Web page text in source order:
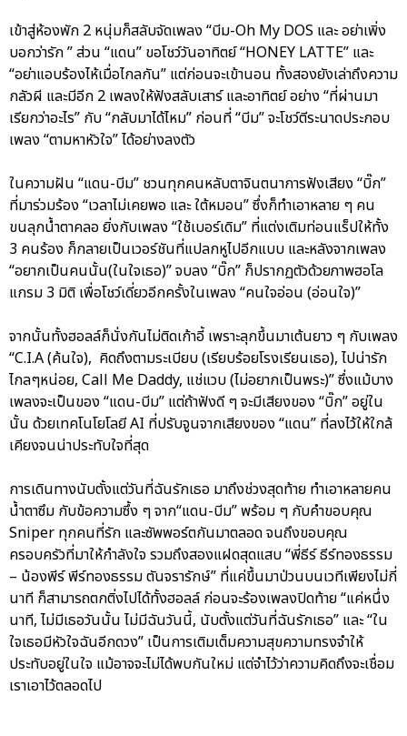
เข้าสู่ห้องพัก 2 หนุ่มก็สลับจัดเพลง “บีม-Oh My DOS และ อย่าเพิ่ง
บอกว่ารัก ” ส่วน “แดน” ขอโชว์วันอาทิตย์ “HONEY LATTE” และ
“อย่าแอบร้องไห้เมื่อไกลกัน” แต่ก่อนจะเข้านอน ทั้งสองยังเล่าถึงความ
กลัวผี และมีอีก 2 เพลงให้ฟังสลับเสาร์ และอาทิตย์ อย่าง “ที่ผ่านมา
เรียกว่าอะไร” กับ “กลับมาได้ไหม” ก่อนที่ “บีม” จะโชว์ตีระนาดประกอบ
เพลง “ตามหาหัวใจ” ได้อย่างลงตัว
ในความฝัน “แดน-บีม” ชวนทุกคนหลับตาจินตนาการฟังเสียง “บิ๊ก”
ที่มาร่วมร้อง “เวลาไม่เคยพอ และ ใต้หมอน” ซึ่งก็ทำเอาหลาย ๆ คน
ขนลุกน้ำตาคลอ ยิ่งกับเพลง “ใช้เบอร์เดิม” ที่แต่งเติมท่อนแร็ปให้ทั้ง
3 คนร้อง ก็กลายเป็นเวอร์ชันที่แปลกหูไปอีกแบบ และหลังจากเพลง
“อยากเป็นคนนั้น(ในใจเธอ)” จบลง “บิ๊ก” ก็ปรากฏตัวด้วยภาพฮอโล
แกรม 3 มิติ เพื่อโชว์เดี่ยวอีกครั้งในเพลง “คนใจอ่อน (อ่อนใจ)”
จากนั้นทั้งฮอลล์ก็นั่งกันไม่ติดเก้าอี้ เพราะลุกขึ้นมาเต้นยาว ๆ กับเพลง
“C.I.A (ค้นใจ), คิดถึงตามระเบียบ (เรียบร้อยโรงเรียนเธอ), ไปน่ารัก
ไกลๆหน่อย, Call Me Daddy, แช่แวบ (ไม่อยากเป็นพระ)” ซึ่งแม้บาง
เพลงจะเป็นของ “แดน-บีม” แต่ถ้าฟังดี ๆ จะมีเสียงของ “บิ๊ก” อยู่ใน
นั้น ด้วยเทคโนโยโลยี AI ที่ปรับจูนจากเสียงของ “แดน” ที่ลงไว้ให้ใกล้
เคียงจนน่าประทับใจที่สุด
การเดินทางนับตั้งแต่วันที่ฉันรักเธอ มาถึงช่วงสุดท้าย ทำเอาหลายคน
น้ำตาซึม กับข้อความซึ้ง ๆ จาก“แดน-บีม” พร้อม ๆ กับคำขอบคุณ
Sniper ทุกคนที่รัก และซัพพอร์ตกันมาตลอด จนถึงขอบคุณ
ครอบครัวที่มาให้กำลังใจ รวมถึงสองแฝดสุดแสบ “พี่ธีร์ ธีร์ทองธรรม
– น้องพีร์ พีร์ทองธรรม ตันจรารักษ์” ที่แค่ขึ้นมาป่วนบนเวทีเพียงไม่กี่
นาที ก็สามารถตกติ่งไปได้ทั้งฮอลล์ ก่อนจะร้องเพลงปิดท้าย “แค่หนึ่ง
นาที, ไม่มีเธอวันนั้น ไม่มีฉันวันนี้, นับตั้งแต่วันที่ฉันรักเธอ” และ “ใน
ใจเธอมีหัวใจฉันอีกดวง” เป็นการเติมเต็มความสุขความทรงจำให้
ประทับอยู่ในใจ แม้อาจจะไม่ได้พบกันใหม่ แต่จำไว้ว่าความคิดถึงจะเชื่อม
เราเอาไว้ตลอดไป